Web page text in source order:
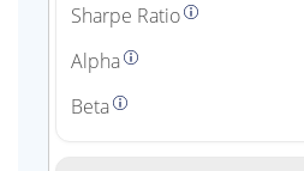
Sharpe Ratio
Alpha
Beta